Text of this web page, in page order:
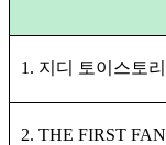
1. 지디 토이스토
2. THE FIRST